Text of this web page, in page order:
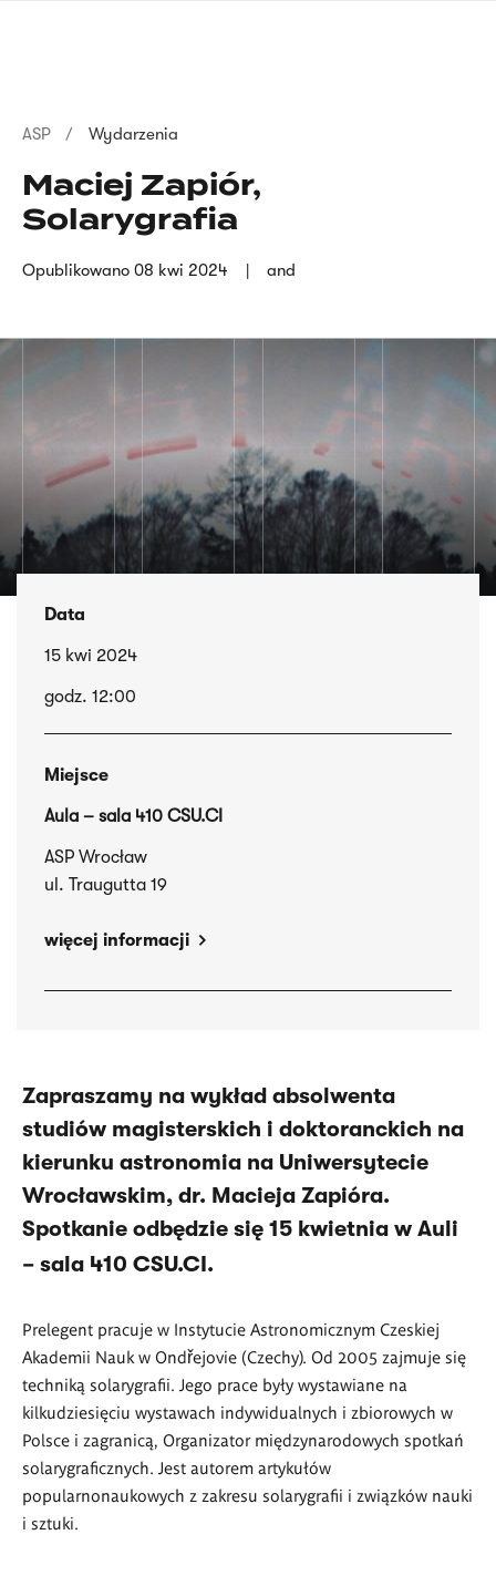
Ścieżka
nawigacyjna
ASP Wydarzenia
Maciej Zapiór,
Solarygrafia
Opublikowano 08 kwi 2024 and
Data
15 kwi 2024
godz. 12:00
Miejsce
Aula – sala 410 CSU.CI
ASP Wrocław
ul. Traugutta 19
więcej informacji
Zapraszamy na wykład absolwenta
studiów magisterskich i doktoranckich na
kierunku astronomia na Uniwersytecie
Wrocławskim, dr. Macieja Zapióra.
Spotkanie odbędzie się 15 kwietnia w Auli
– sala 410 CSU.CI.
Prelegent pracuje w Instytucie Astronomicznym Czeskiej
Akademii Nauk w Ondřejovie (Czechy). Od 2005 zajmuje się
techniką solarygrafii. Jego prace były wystawiane na
kilkudziesięciu wystawach indywidualnych i zbiorowych w
Polsce i zagranicą, Organizator międzynarodowych spotkań
solarygraficznych. Jest autorem artykułów
popularnonaukowych z zakresu solarygrafii i związków nauki
i sztuki.